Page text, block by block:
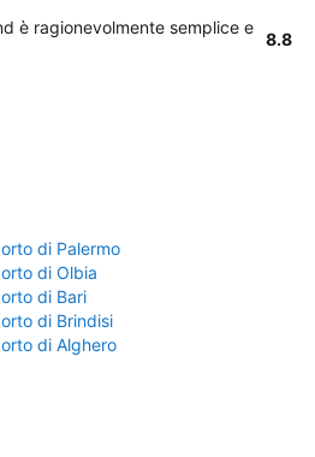
è ragionevolmente semplice e
8.8
di Palermo
di Olbia
di Bari
di Brindisi
di Alghero